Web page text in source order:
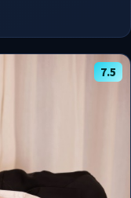
7.5